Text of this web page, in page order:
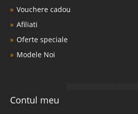
Vouchere cadou
Afiliati
Oferte speciale
Modele Noi
Contul meu